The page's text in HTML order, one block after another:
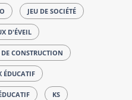
JEU DE SOCIÉTÉ
D'ÉVEIL
DE CONSTRUCTION
ÉDUCATIF
KS